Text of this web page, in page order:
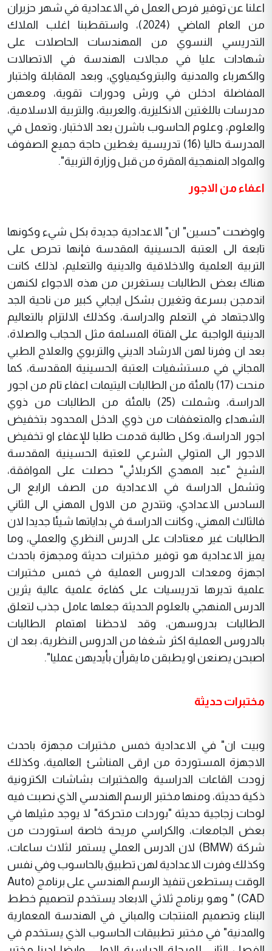
اعلنا عن توفير فرص العمل في الاعدادية في شهر حزيران
من العام الماضي (2024)، واستقطبنا اغلب الملاك
التدريسي النسوي من المهندسات الحاصلات على
شهادات عليا في مجالات الهندسة في الاتصالات
والكهرباء والمدنية والبتروكيمياوي، وبعد المقابلة واختبار
المفاضلة ادخلن في ورش ودورات تقوية، ومعهن
مدرسات باللغتين الانكليزية، والعربية، والتربية الاسلامية،
والعلوم، وعلوم الحاسوب باشرن بعد الاختبار، وتعمل في
المدرسة حاليا (16) تدريسية يغطين حاجة جميع الصفوف
والمواد المنهجية المقرة من قبل وزارة التربية".
اعفاء من الاجور
واوضحت "حسين" ان" الاعدادية جديدة بكل شيء وكونها
تابعة الى العتبة الحسينية المقدسة فإنها تحرص على
التربية العلمية والاخلاقية والدينية والتعليم، لذلك كانت
هناك بعض الطالبات يستغربن من هذه الاجواء لكنهن
اندمجن بسرعة وتغيرن بشكل ايجابي كبير من ناحية الجد
والاجتهاد في التعلم والدراسة، وكذلك الالتزام بالتعاليم
الدينية الواجبة على الفتاة المسلمة مثل الحجاب والصلاة،
بعد ان وفرنا لهن الارشاد الديني والتربوي والعلاج الطبي
المجاني في مستشفيات العتبة الحسينية المقدسة، كما
منحت (17) بالمئة من الطالبات اليتيمات اعفاء تام من اجور
الدراسة، وشملت (25) بالمئة من الطالبات من ذوي
الشهداء والمتعففات من ذوي الدخل المحدود بتخفيض
اجور الدراسة، وكل طالبة قدمت طلبا للإعفاء او تخفيض
الاجور الى المتولي الشرعي للعتبة الحسينية المقدسة
الشيخ "عبد المهدي الكربلائي" حصلت على الموافقة،
وتشمل الدراسة في الاعدادية من الصف الرابع الى
السادس الاعدادي، وتتدرج من الاول المهني الى الثاني
فالثالث المهني، وكانت الدراسة في بداياتها شيئا جديدا لان
الطالبات غير معتادات على الدرس النظري والعملي، وما
يميز الاعدادية هو توفير مختبرات حديثة ومجهزة باحدث
اجهزة ومعدات الدروس العملية في خمس مختبرات
علمية تديرها تدريسيات على كفاءة علمية عالية يثرين
الدرس المنهجي بالعلوم الحديثة جعلها عامل جذب لتعلق
الطالبات بدروسهن، وقد لاحظنا اهتمام الطالبات
بالدروس العملية اكثر شغفا من الدروس النظرية، بعد ان
اصبحن يصنعن او يطبقن ما يقرأن بأيديهن عمليا".
مختبرات حديثة
وبيت ان" في الاعدادية خمس مختبرات مجهزة باحدث
الاجهزة المستوردة من ارقى المناشئ العالمية، وكذلك
زودت القاعات الدراسية والمختبرات بشاشات الكترونية
ذكية حديثة، ومنها مختبر الرسم الهندسي الذي نصبت فيه
لوحات زجاجية حديثة "بوردات متحركة" لا يوجد مثيلها في
بعض الجامعات، والكراسي مريحة خاصة استوردت من
شركة (BMW) لان الدرس العملي يستمر لثلاث ساعات،
وكذلك وفرت الاعدادية لهن تطبيق بالحاسوب وفي نفس
الوقت يستطعن تنفيذ الرسم الهندسي على برنامج (Auto
CAD) " وهو برنامج ثلاثي الابعاد يستخدم لتصميم خطط
البناء وتصميم المنتجات والمباني في الهندسة المعمارية
والمدنية" في مختبر تطبيقات الحاسوب الذي يستخدم في